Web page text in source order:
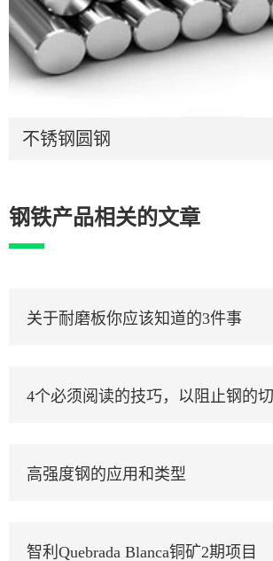
不锈钢圆钢
钢铁产品相关的文章
关于耐磨板你应该知道的3件事
4个必须阅读的技巧，以阻止钢的
高强度钢的应用和类型
智利Quebrada Blanca铜矿2期项目